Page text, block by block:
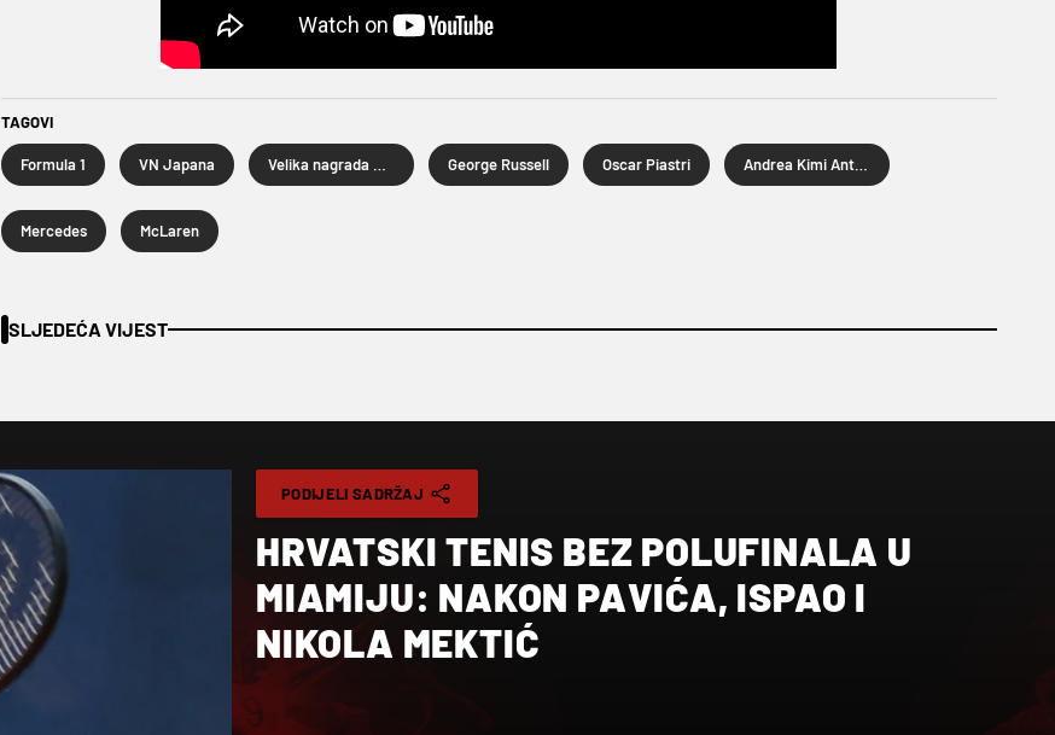
TAGOVI
Formula 1 VN Japana Velika nagrada Japana George Russell Oscar Piastri Andrea Kimi Antonelli
Mercedes McLaren
SLJEDEĆA VIJEST
PODIJELI SADRŽAJ
HRVATSKI TENIS BEZ POLUFINALA U
MIAMIJU: NAKON PAVIĆA, ISPAO I
NIKOLA MEKTIĆ